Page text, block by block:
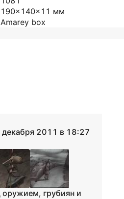
190x140x11 мм
Amarey box
декабря 2011 в 18:27
оружием, грубиян и